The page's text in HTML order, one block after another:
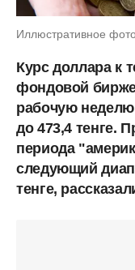
Иллюстративное
Курс доллара к
фондовой
рабочую неделю
до 473,4 тенге.
периода
следующий
тенге,